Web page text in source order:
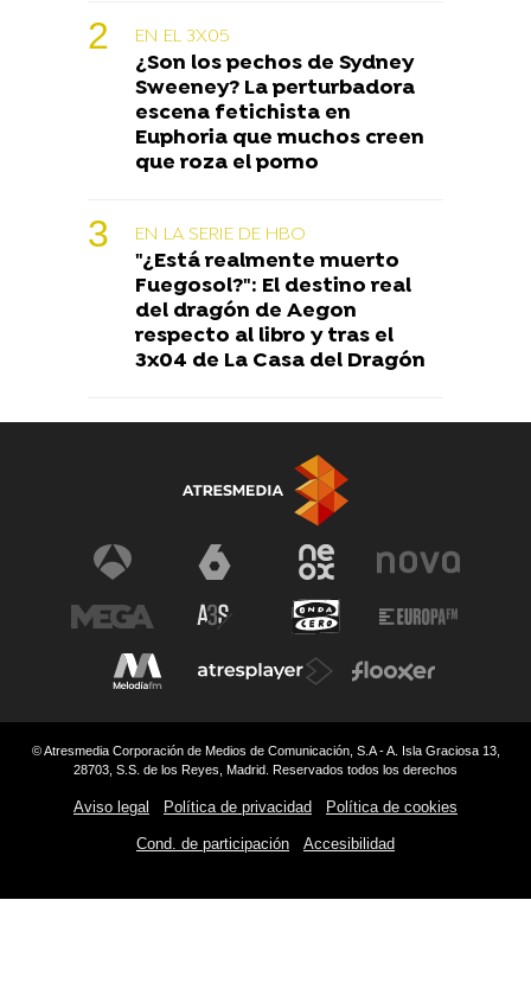
EN EL 3X05
¿Son los pechos de Sydney
Sweeney? La perturbadora
escena fetichista en
Euphoria que muchos creen
que roza el porno
EN LA SERIE DE HBO
"¿Está realmente muerto
Fuegosol?": El destino real
del dragón de Aegon
respecto al libro y tras el
3x04 de La Casa del Dragón
© Atresmedia Corporación de Medios de Comunicación, S.A - A. Isla Graciosa 13,
28703, S.S. de los Reyes, Madrid. Reservados todos los derechos
Aviso legal Política de privacidad Política de cookies
Cond. de participación Accesibilidad